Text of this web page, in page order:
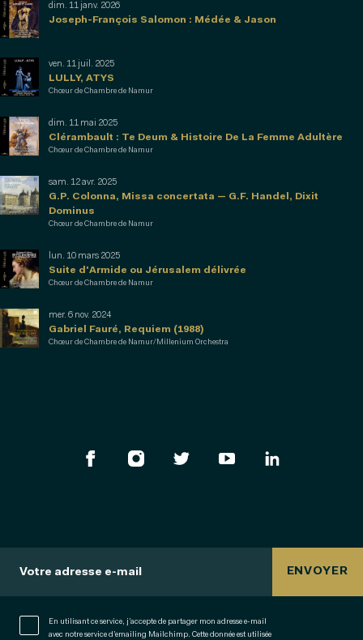
Joseph-François Salomon : Médée & Jason
dim. 11 janv. 2026
LULLY, ATYS
ven. 11 juil. 2025
Chœur de Chambre de Namur
Clérambault : Te Deum & Histoire De La Femme Adultère
dim. 11 mai 2025
Chœur de Chambre de Namur
G.P. Colonna, Missa concertata — G.F. Handel, Dixit
Dominus
sam. 12 avr. 2025
Chœur de Chambre de Namur
Suite d'Armide ou Jérusalem délivrée
lun. 10 mars 2025
Chœur de Chambre de Namur
Gabriel Fauré, Requiem (1988)
mer. 6 nov. 2024
Chœur de Chambre de Namur/Millenium Orchestra
Votre adresse e-mail
En utilisant ce service, j’accepte de partager mon adresse e-mail
avec notre service d’emailing Mailchimp. Cette donnée est utilisée
ENVOYER